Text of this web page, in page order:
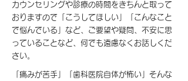
カウンセリングや診療の時間をきちんと取って
おりますので「こうしてほしい」「こんなこと
で悩んでいる」など、ご要望や疑問、不安に思
っていることなど、何でも遠慮なくお話しくだ
さい。
「痛みが苦手」「歯科医院自体が怖い」そんな